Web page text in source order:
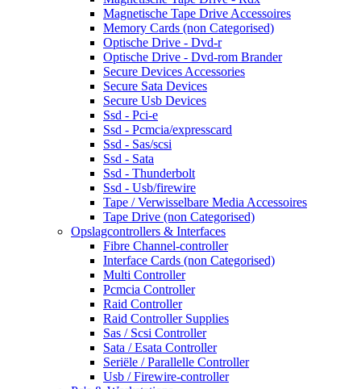
Magnetische Tape Drive Accessoires
Memory Cards (non Categorised)
Optische Drive - Dvd-r
Optische Drive - Dvd-rom Brander
Secure Devices Accessories
Secure Sata Devices
Secure Usb Devices
Ssd - Pci-e
Ssd - Pcmcia/expresscard
Ssd - Sas/scsi
Ssd - Sata
Ssd - Thunderbolt
Ssd - Usb/firewire
Tape / Verwisselbare Media Accessoires
Tape Drive (non Categorised)
Opslagcontrollers & Interfaces
Fibre Channel-controller
Interface Cards (non Categorised)
Multi Controller
Pcmcia Controller
Raid Controller
Raid Controller Supplies
Sas / Scsi Controller
Sata / Esata Controller
Seriële / Parallelle Controller
Usb / Firewire-controller